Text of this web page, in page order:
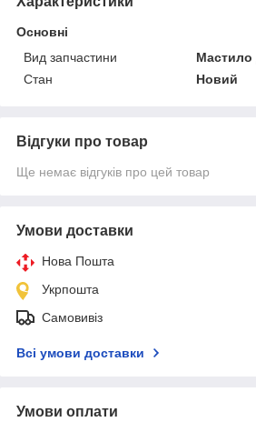
Основні
Вид запчастини
Мастило
Стан
Новий
Відгуки про товар
Ще немає відгуків про цей товар
Умови доставки
Нова Пошта
Укрпошта
Самовивіз
Всі умови доставки
Умови оплати